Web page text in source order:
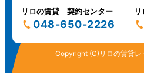
リロの賃貸 契約センター
048-650-2226
Copyright (C)リロの賃貸